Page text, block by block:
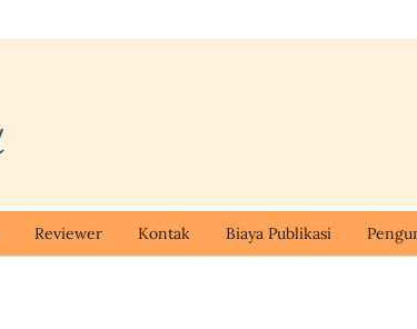
Reviewer Kontak Biaya Publikasi